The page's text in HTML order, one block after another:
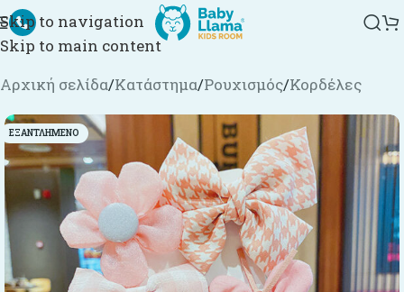
Skip to navigation
Skip to main content
Αρχική σελίδα/Κατάστημα/Ρουχισμός/Κορδέλες
ΕΞΑΝΤΛΗΜΈΝΟ